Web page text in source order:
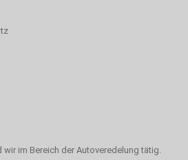
im Bereich der Autoveredelung tätig.